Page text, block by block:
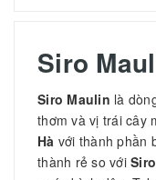
Siro
Siro Maulin là
thơm và vị trái cây
Hà với thành phần
thành rẻ so với Siro